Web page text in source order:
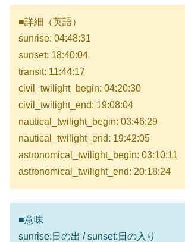
■詳細（英語）
sunrise: 04:48:31
sunset: 18:40:04
transit: 11:44:17
civil_twilight_begin: 04:20:30
civil_twilight_end: 19:08:04
nautical_twilight_begin: 03:46:29
nautical_twilight_end: 19:42:05
astronomical_twilight_begin: 03:10:11
astronomical_twilight_end: 20:18:24
■意味
sunrise:日の出 / sunset:日の入り